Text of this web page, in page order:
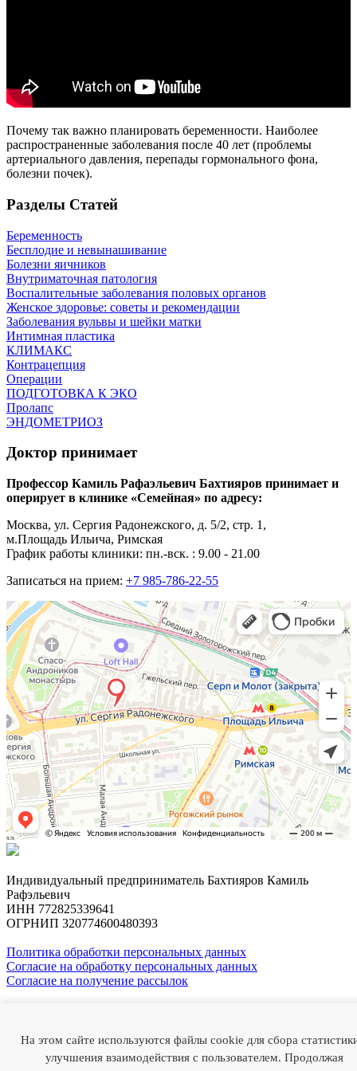
Почему так важно планировать беременности. Наиболее
распространенные заболевания после 40 лет (проблемы
артериального давления, перепады гормонального фона,
болезни почек).
Разделы Статей
Беременность
Бесплодие и невынашивание
Болезни яичников
Внутриматочная патология
Воспалительные заболевания половых органов
Женское здоровье: советы и рекомендации
Заболевания вульвы и шейки матки
Интимная пластика
КЛИМАКС
Контрацепция
Операции
ПОДГОТОВКА К ЭКО
Пролапс
ЭНДОМЕТРИОЗ
Доктор принимает
Профессор Камиль Рафаэльевич Бахтияров принимает и
оперирует в клинике «Семейная» по адресу:
Москва, ул. Сергия Радонежского, д. 5/2, стр. 1,
м.Площадь Ильича, Римская
График работы клиники: пн.-вск. : 9.00 - 21.00
Записаться на прием: +7 985-786-22-55
Индивидуальный предприниматель Бахтияров Камиль
Рафэльевич
ИНН 772825339641
ОГРНИП 320774600480393
Политика обработки персональных данных
Согласие на обработку персональных данных
Согласие на получение рассылок
Камиль Бахтияров
О докторе Случаи из практики Отзывы Статьи Медиа Наука
На этом сайте используются файлы cookie для сбора
улучшения взаимодействия с пользователем. Продолжая